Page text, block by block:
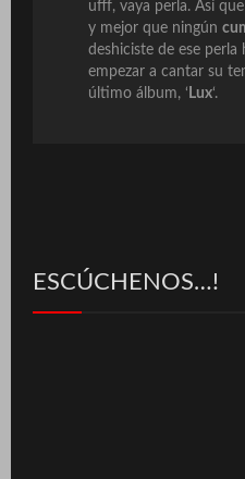
ufff, vaya perla. Así
y mejor que ningún
deshiciste de ese perla
empezar a cantar su
último álbum, ‘ Lux‘.
ESCÚCHENOS…!